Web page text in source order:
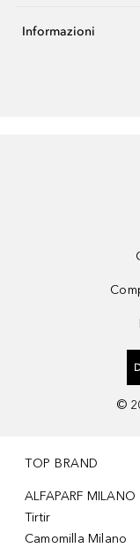
Informazioni
©
TOP BRAND
ALFAPARF MILANO
Tirtir
Camomilla Milano